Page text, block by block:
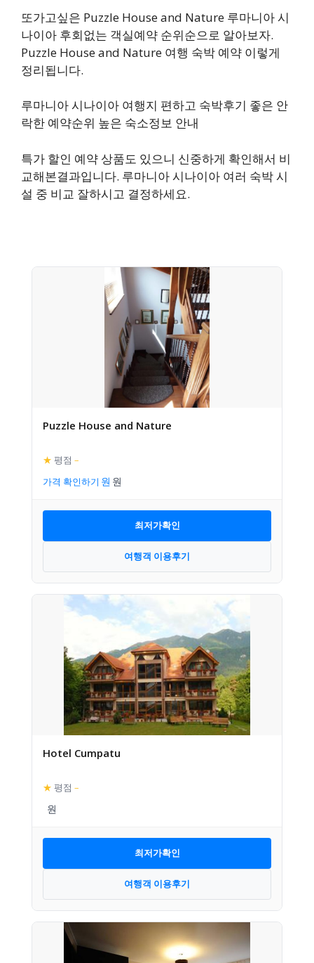
또가고싶은 Puzzle House and Nature 루마니아 시
나이아 후회없는 객실예약 순위순으로 알아보자.
Puzzle House and Nature 여행 숙박 예약 이렇게
정리됩니다.
루마니아 시나이아 여행지 편하고 숙박후기 좋은 안
락한 예약순위 높은 숙소정보 안내
특가 할인 예약 상품도 있으니 신중하게 확인해서 비
교해본결과입니다. 루마니아 시나이아 여러 숙박 시
설 중 비교 잘하시고 결정하세요.
Puzzle House and Nature
★ 평점 –
가격 확인하기
최저가확인
여행객 이용후기
Hotel Cumpatu
★ 평점 –
최저가확인
여행객 이용후기